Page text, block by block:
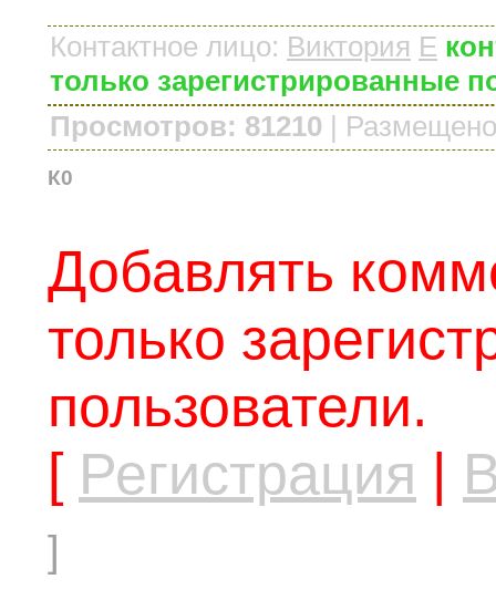
Контактное лицо: Виктория E
только зарегистрированные
Просмотров: 81210 |
К0
Добавлять
только
пользователи.
[ Регистрация |
]